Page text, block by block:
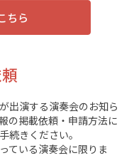
ちら
出演する演奏会のお知ら
の掲載依頼・申請方法に
続きください。
ている演奏会に限りま